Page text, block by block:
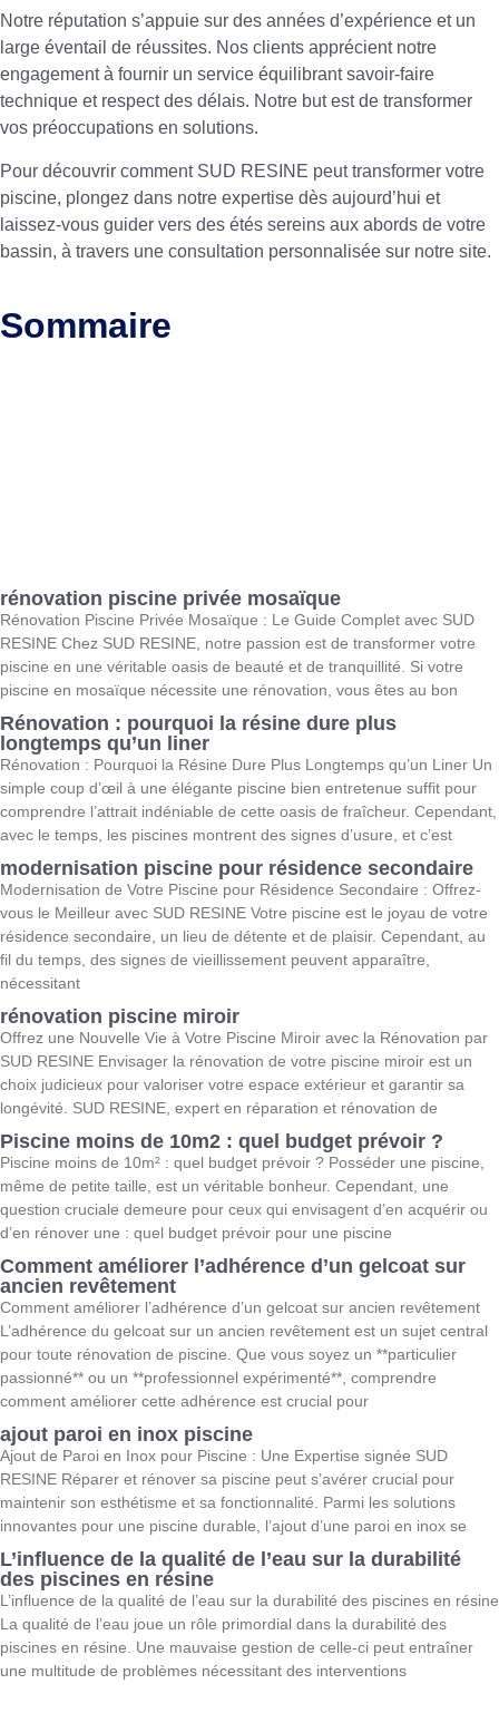
Notre réputation s’appuie sur des années d’expérience et un
large éventail de réussites. Nos clients apprécient notre
engagement à fournir un service équilibrant savoir-faire
technique et respect des délais. Notre but est de transformer
vos préoccupations en solutions.
Pour découvrir comment SUD RESINE peut transformer votre
piscine, plongez dans notre expertise dès aujourd’hui et
laissez-vous guider vers des étés sereins aux abords de votre
bassin, à travers une consultation personnalisée sur notre site.
Sommaire
rénovation piscine privée mosaïque
Rénovation Piscine Privée Mosaïque : Le Guide Complet avec SUD
RESINE Chez SUD RESINE, notre passion est de transformer votre
piscine en une véritable oasis de beauté et de tranquillité. Si votre
piscine en mosaïque nécessite une rénovation, vous êtes au bon
Rénovation : pourquoi la résine dure plus
longtemps qu’un liner
Rénovation : Pourquoi la Résine Dure Plus Longtemps qu’un Liner Un
simple coup d’œil à une élégante piscine bien entretenue suffit pour
comprendre l’attrait indéniable de cette oasis de fraîcheur. Cependant,
avec le temps, les piscines montrent des signes d’usure, et c’est
modernisation piscine pour résidence secondaire
Modernisation de Votre Piscine pour Résidence Secondaire : Offrez-
vous le Meilleur avec SUD RESINE Votre piscine est le joyau de votre
résidence secondaire, un lieu de détente et de plaisir. Cependant, au
fil du temps, des signes de vieillissement peuvent apparaître,
nécessitant
rénovation piscine miroir
Offrez une Nouvelle Vie à Votre Piscine Miroir avec la Rénovation par
SUD RESINE Envisager la rénovation de votre piscine miroir est un
choix judicieux pour valoriser votre espace extérieur et garantir sa
longévité. SUD RESINE, expert en réparation et rénovation de
Piscine moins de 10m2 : quel budget prévoir ?
Piscine moins de 10m² : quel budget prévoir ? Posséder une piscine,
même de petite taille, est un véritable bonheur. Cependant, une
question cruciale demeure pour ceux qui envisagent d’en acquérir ou
d’en rénover une : quel budget prévoir pour une piscine
Comment améliorer l’adhérence d’un gelcoat sur
ancien revêtement
Comment améliorer l’adhérence d’un gelcoat sur ancien revêtement
L’adhérence du gelcoat sur un ancien revêtement est un sujet central
pour toute rénovation de piscine. Que vous soyez un **particulier
passionné** ou un **professionnel expérimenté**, comprendre
comment améliorer cette adhérence est crucial pour
ajout paroi en inox piscine
Ajout de Paroi en Inox pour Piscine : Une Expertise signée SUD
RESINE Réparer et rénover sa piscine peut s’avérer crucial pour
maintenir son esthétisme et sa fonctionnalité. Parmi les solutions
innovantes pour une piscine durable, l’ajout d’une paroi en inox se
L’influence de la qualité de l’eau sur la durabilité
des piscines en résine
L’influence de la qualité de l’eau sur la durabilité des piscines en résine
La qualité de l’eau joue un rôle primordial dans la durabilité des
piscines en résine. Une mauvaise gestion de celle-ci peut entraîner
une multitude de problèmes nécessitant des interventions